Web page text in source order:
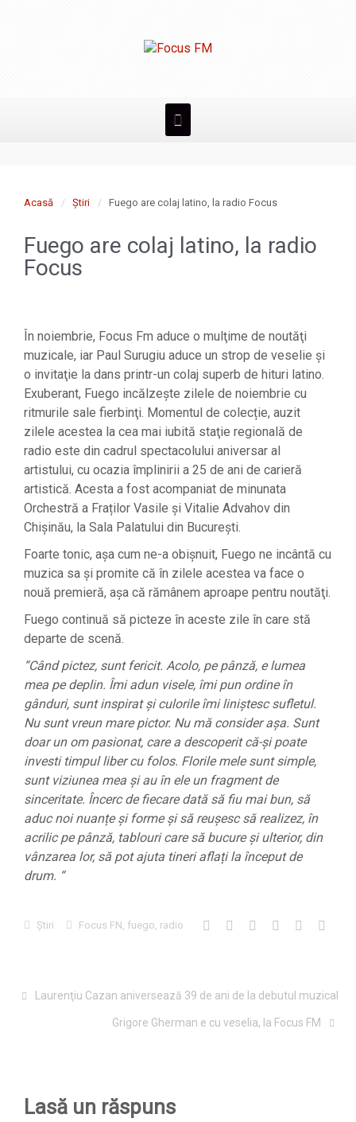
Acasă Știri Fuego are colaj latino, la radio Focus
Fuego are colaj latino, la radio
Focus
În noiembrie, Focus Fm aduce o mulţime de noutăţi
muzicale, iar Paul Surugiu aduce un strop de veselie şi
o invitaţie la dans printr-un colaj superb de hituri latino.
Exuberant, Fuego incălzeşte zilele de noiembrie cu
ritmurile sale fierbinţi. Momentul de colecție, auzit
zilele acestea la cea mai iubită staţie regională de
radio este din cadrul spectacolului aniversar al
artistului, cu ocazia împlinirii a 25 de ani de carieră
artistică. Acesta a fost acompaniat de minunata
Orchestră a Fraților Vasile și Vitalie Advahov din
Chișinău, la Sala Palatului din București.
Foarte tonic, aşa cum ne-a obişnuit, Fuego ne incântă cu
muzica sa şi promite că în zilele acestea va face o
nouă premieră, aşa că rămânem aproape pentru noutăţi.
Fuego continuă să picteze în aceste zile în care stă
departe de scenă.
“Când pictez, sunt fericit. Acolo, pe pânză, e lumea
mea pe deplin. Îmi adun visele, îmi pun ordine în
gânduri, sunt inspirat și culorile îmi liniștesc sufletul.
Nu sunt vreun mare pictor. Nu mă consider așa. Sunt
doar un om pasionat, care a descoperit că-și poate
investi timpul liber cu folos. Florile mele sunt simple,
sunt viziunea mea și au în ele un fragment de
sinceritate. Încerc de fiecare dată să fiu mai bun, să
aduc noi nuanțe și forme și să reușesc să realizez, în
acrilic pe pânză, tablouri care să bucure și ulterior, din
vânzarea lor, să pot ajuta tineri aflați la început de
drum. “
Știri Focus FN, fuego, radio
Laurenţiu Cazan aniversează 39 de ani de la debutul muzical
Grigore Gherman e cu veselia, la Focus FM
Lasă un răspuns